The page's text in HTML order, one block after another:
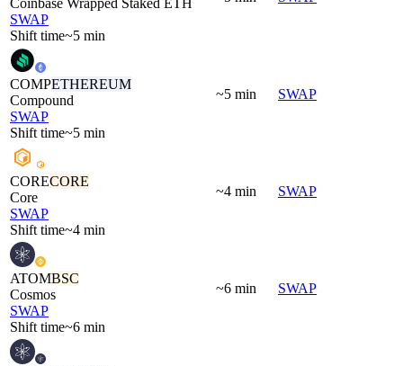
SWAP
Shift time~5 min
COMPETHEREUM
Compound
SWAP
Shift time~5 min
~5 min SWAP
CORECORE
Core
SWAP
Shift time~4 min
~4 min SWAP
ATOMBSC
Cosmos
SWAP
Shift time~6 min
~6 min SWAP